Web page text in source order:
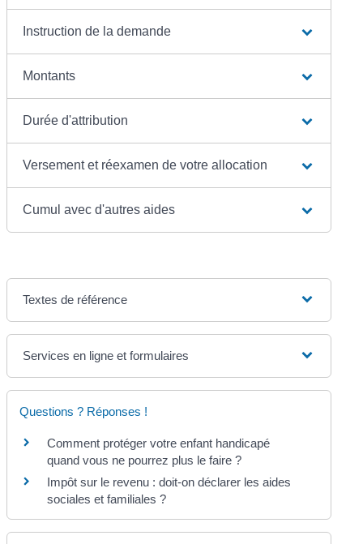
Instruction de la demande
Montants
Durée d'attribution
Versement et réexamen de votre allocation
Cumul avec d'autres aides
Textes de référence
Services en ligne et formulaires
Questions ? Réponses !
Comment protéger votre enfant handicapé
quand vous ne pourrez plus le faire ?
Impôt sur le revenu : doit-on déclarer les aides
sociales et familiales ?